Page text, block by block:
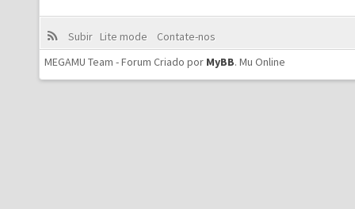
Subir Lite mode
Contate-nos
MEGAMU Team - Forum Criado por MyBB. Mu Online